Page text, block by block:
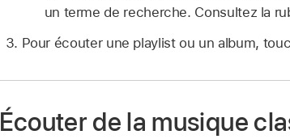
un terme de recherche. Consultez la
Pour écouter une playlist ou un album,
Écouter de la musique